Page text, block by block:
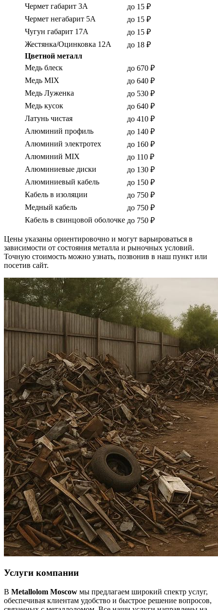
Чермет габарит 3А
до 15 ₽
Чермет негабарит 5А
до 15 ₽
Чугун габарит 17А
до 15 ₽
Жестянка/Оцинковка 12А
до 18 ₽
Цветной металл
Медь блеск
до 670 ₽
Медь MIX
до 640 ₽
Медь Луженка
до 530 ₽
Медь кусок
до 640 ₽
Латунь чистая
до 410 ₽
Алюминий профиль
до 140 ₽
Алюминий электротех
до 160 ₽
Алюминий MIX
до 110 ₽
Алюминиевые диски
до 130 ₽
Алюминиевый кабель
до 150 ₽
Кабель в изоляции
до 750 ₽
Медный кабель
до 750 ₽
Кабель в свинцовой оболочке до 750 ₽
Цены указаны ориентировочно и могут варьироваться в
зависимости от состояния металла и рыночных условий.
Точную стоимость можно узнать, позвонив в наш пункт или
посетив сайт.
Услуги компании
В Metallolom Moscow мы предлагаем широкий спектр услуг,
обеспечивая клиентам удобство и быстрое решение вопросов,